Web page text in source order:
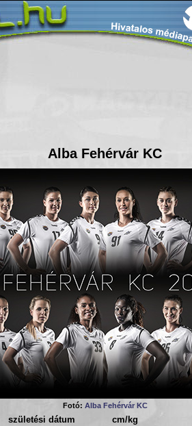
Alba Fehérvár KC
Fotó: Alba Fehérvár KC
születési dátum cm/kg